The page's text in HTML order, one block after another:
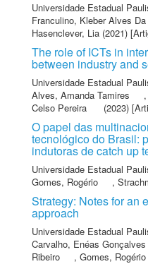
Universidade Estadual
Franculino, Kleber Alves
Hasenclever, Lia (2021)
The role of ICTs in
between industry and
Universidade Estadual
Alves, Amanda Tamires
,
Celso Pereira
(2023)
O papel das
tecnológico do Brasil:
indutoras de catch up
Universidade Estadual
Gomes, Rogério
,
Strategy: Notes for an
approach
Universidade Estadual
Carvalho, Enéas Gonçalves
Ribeiro
, Gomes, Rogério